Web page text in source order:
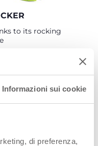
Informazioni sui cookie
di preferenza,
to its rocking